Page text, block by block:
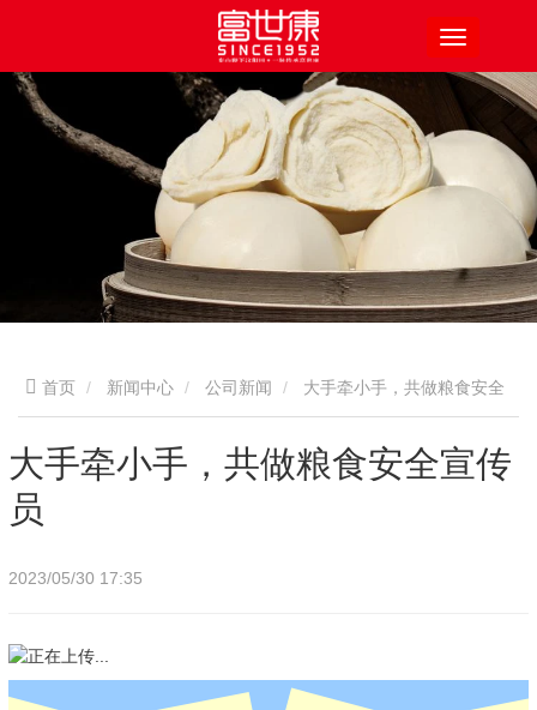
首页 新闻中心 公司新闻
宣传员
大手牵小手，共做粮食安全宣传
员
2023/05/30 17:35